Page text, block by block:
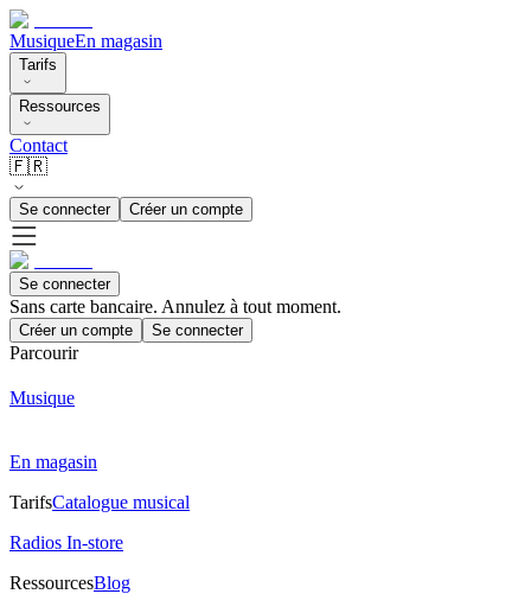
MusiqueEn magasin
Tarifs
Ressources
Contact
🇫🇷
Se connecter Créer un compte
Se connecter
Sans carte bancaire. Annulez à tout moment.
Créer un compte Se connecter
Parcourir
Musique
En magasin
TarifsCatalogue musical
Radios In-store
RessourcesBlog